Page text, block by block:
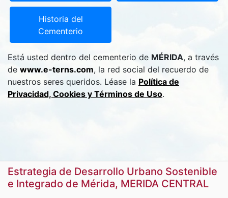
Historia del
Cementerio
Está usted dentro del cementerio de MÉRIDA, a través
de www.e-terns.com, la red social del recuerdo de
nuestros seres queridos. Léase la Política de
Privacidad, Cookies y Términos de Uso.
Estrategia de Desarrollo Urbano Sostenible
e Integrado de Mérida, MERIDA CENTRAL